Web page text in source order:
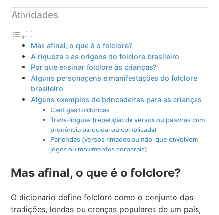
Atividades
Mas afinal, o que é o folclore?
A riqueza e as origens do folclore brasileiro
Por que ensinar folclore às crianças?
Alguns personagens e manifestações do folclore
brasileiro
Alguns exemplos de brincadeiras para as crianças
Cantigas folclóricas
Trava-línguas (repetição de versos ou palavras com
pronúncia parecida, ou complicada)
Parlendas (versos rimados ou não, que envolvem
jogos ou movimentos corporais)
Mas afinal, o que é o folclore?
O dicionário define folclore como o conjunto das
tradições, lendas ou crenças populares de um país,